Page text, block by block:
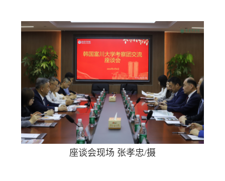
座谈会现场 张孝忠/摄